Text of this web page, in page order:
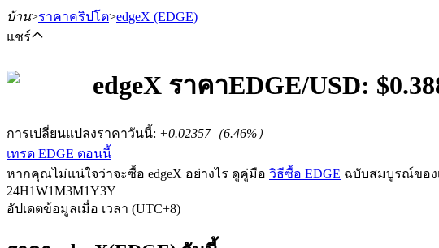
ฟิวเจอร์ส
บ้าน>ราคาคริปโต>edgeX (EDGE)
แชร์
edgeX ราคาEDGE/USD: $
การเปลี่ยนแปลงราคาวันนี้: +0.02357（6.46%）
เทรด EDGE ตอนนี้
หากคุณไม่แน่ใจว่าจะซื้อ edgeX อย่างไร ดูคู่มือ วิธีซื้อ EDGE ฉบับสมบูรณ์ของ
24H1W1M3M1Y3Y
อัปเดตข้อมูลเมื่อ เวลา (UTC+8)